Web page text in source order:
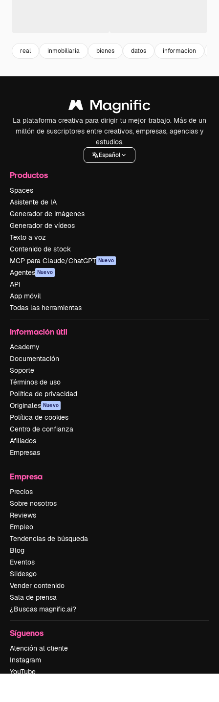
real inmobiliaria bienes datos informacion
La plataforma creativa para dirigir tu mejor trabajo. Más de un
millón de suscriptores entre creativos, empresas, agencias y
estudios.
Español
Productos
Spaces
Asistente de IA
Generador de imágenes
Generador de vídeos
Texto a voz
Contenido de stock
MCP para Claude/ChatGPT Nuevo
Agentes Nuevo
API
App móvil
Todas las herramientas
Información útil
Academy
Documentación
Soporte
Términos de uso
Política de privacidad
Originales Nuevo
Política de cookies
Centro de confianza
Afiliados
Empresas
Empresa
Precios
Sobre nosotros
Reviews
Empleo
Tendencias de búsqueda
Blog
Eventos
Slidesgo
Vender contenido
Sala de prensa
¿Buscas magnific.ai?
Síguenos
Atención al cliente
Instagram
YouTube